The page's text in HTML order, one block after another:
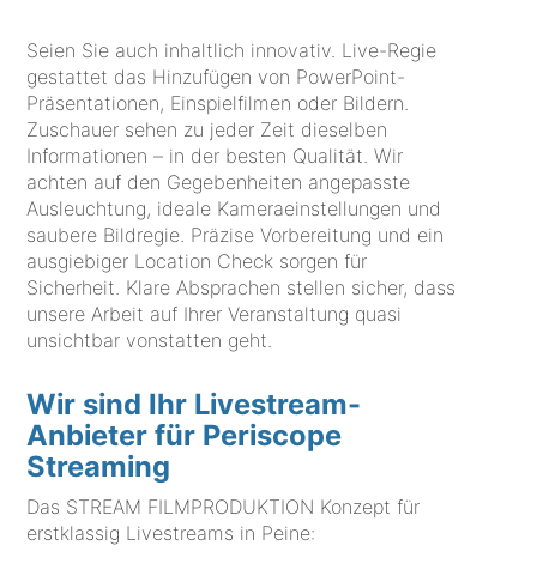
Seien Sie auch inhaltlich innovativ. Live-Regie
gestattet das Hinzufügen von PowerPoint-
Präsentationen, Einspielfilmen oder Bildern.
Zuschauer sehen zu jeder Zeit dieselben
Informationen – in der besten Qualität. Wir
achten auf den Gegebenheiten angepasste
Ausleuchtung, ideale Kameraeinstellungen und
saubere Bildregie. Präzise Vorbereitung und ein
ausgiebiger Location Check sorgen für
Sicherheit. Klare Absprachen stellen sicher, dass
unsere Arbeit auf Ihrer Veranstaltung quasi
unsichtbar vonstatten geht.
Wir sind Ihr Livestream-
Anbieter für Periscope
Streaming
Das STREAM FILMPRODUKTION Konzept für
erstklassig Livestreams in Peine: